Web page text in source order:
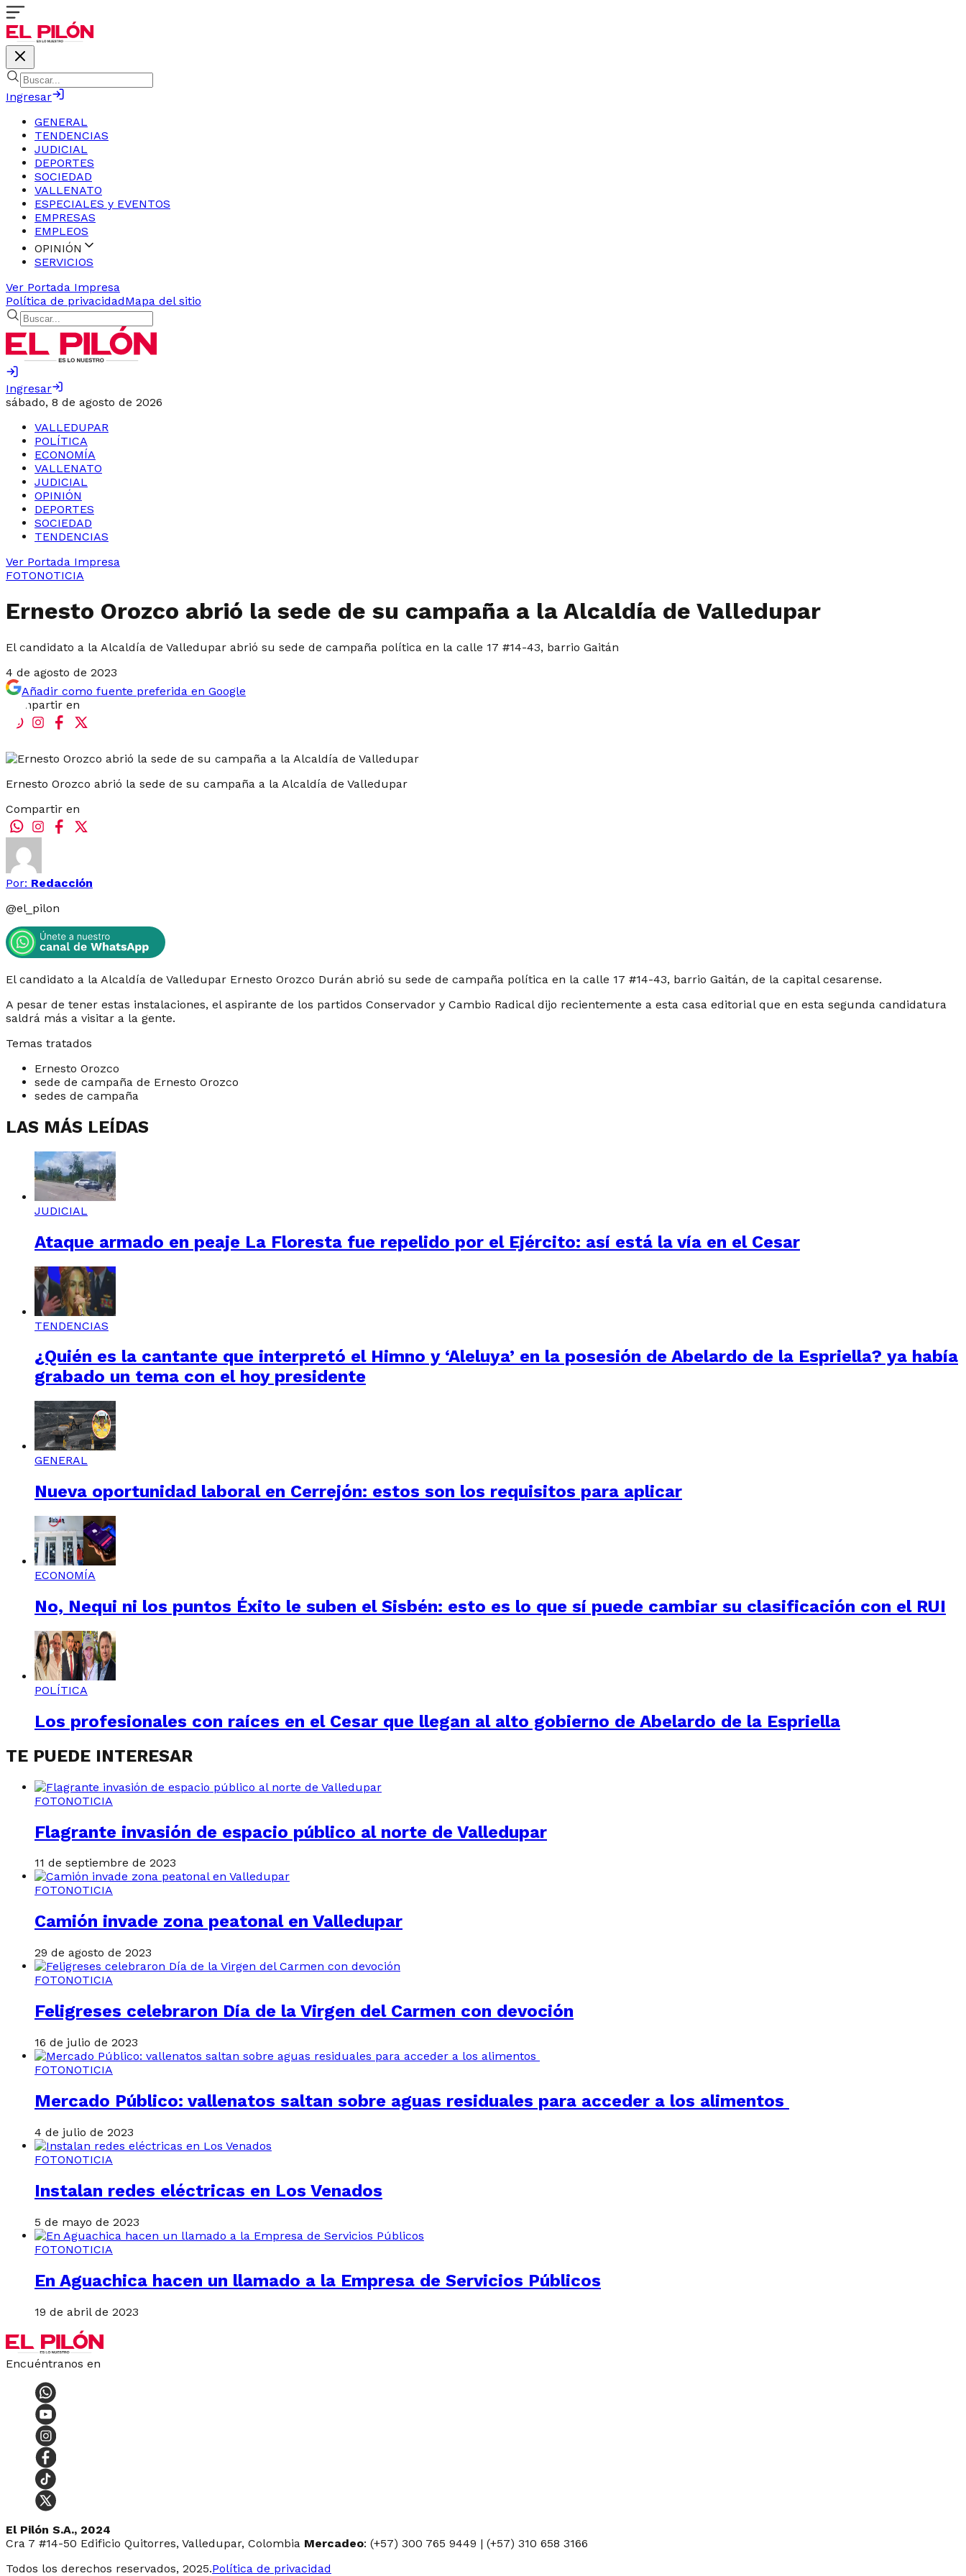
Ingresar
GENERAL
TENDENCIAS
JUDICIAL
DEPORTES
SOCIEDAD
VALLENATO
ESPECIALES y EVENTOS
EMPRESAS
EMPLEOS
OPINIÓN
SERVICIOS
Ver Portada Impresa
Política de privacidadMapa del sitio
Ingresar
sábado, 8 de agosto de 2026
VALLEDUPAR
POLÍTICA
ECONOMÍA
VALLENATO
JUDICIAL
OPINIÓN
DEPORTES
SOCIEDAD
TENDENCIAS
Ver Portada Impresa
FOTONOTICIA
Ernesto Orozco abrió la sede de su campaña a la Alcaldía de Valledupar
El candidato a la Alcaldía de Valledupar abrió su sede de campaña política en la calle 17 #14-43, barrio Gaitán
4 de agosto de 2023
Añadir como fuente preferida en Google
Compartir en
Ernesto Orozco abrió la sede de su campaña a la Alcaldía de Valledupar
Compartir en
Por: Redacción
@el_pilon
El candidato a la Alcaldía de Valledupar Ernesto Orozco Durán abrió su sede de campaña política en la calle 17 #14-43, barrio Gaitán, de la capital cesarense.
A pesar de tener estas instalaciones, el aspirante de los partidos Conservador y Cambio Radical dijo recientemente a esta casa editorial que en esta segunda candidatura
saldrá más a visitar a la gente.
Temas tratados
Ernesto Orozco
sede de campaña de Ernesto Orozco
sedes de campaña
LAS MÁS LEÍDAS
JUDICIAL
Ataque armado en peaje La Floresta fue repelido por el Ejército: así está la vía en el Cesar
TENDENCIAS
¿Quién es la cantante que interpretó el Himno y ‘Aleluya’ en la posesión de Abelardo de la Espriella? ya había
grabado un tema con el hoy presidente
GENERAL
Nueva oportunidad laboral en Cerrejón: estos son los requisitos para aplicar
ECONOMÍA
No, Nequi ni los puntos Éxito le suben el Sisbén: esto es lo que sí puede cambiar su clasificación con el RUI
POLÍTICA
Los profesionales con raíces en el Cesar que llegan al alto gobierno de Abelardo de la Espriella
TE PUEDE INTERESAR
FOTONOTICIA
Flagrante invasión de espacio público al norte de Valledupar
11 de septiembre de 2023
FOTONOTICIA
Camión invade zona peatonal en Valledupar
29 de agosto de 2023
FOTONOTICIA
Feligreses celebraron Día de la Virgen del Carmen con devoción
16 de julio de 2023
FOTONOTICIA
Mercado Público: vallenatos saltan sobre aguas residuales para acceder a los alimentos
4 de julio de 2023
FOTONOTICIA
Instalan redes eléctricas en Los Venados
5 de mayo de 2023
FOTONOTICIA
En Aguachica hacen un llamado a la Empresa de Servicios Públicos
19 de abril de 2023
Encuéntranos en
El Pilón S.A., 2024
Cra 7 #14-50 Edificio Quitorres, Valledupar, Colombia Mercadeo: (+57) 300 765 9449 | (+57) 310 658 3166
Todos los derechos reservados, 2025.Política de privacidad